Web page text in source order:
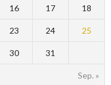
Sep. »
16 17 18
23 24 25
30 31